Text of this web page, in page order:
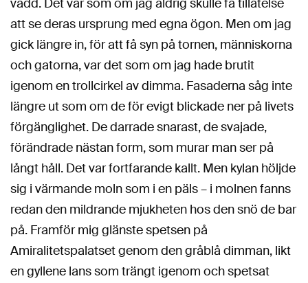
vadd. Det var som om jag aldrig skulle få tillåtelse
att se deras ursprung med egna ögon. Men om jag
gick längre in, för att få syn på tornen, människorna
och gatorna, var det som om jag hade brutit
igenom en trollcirkel av dimma. Fasaderna såg inte
längre ut som om de för evigt blickade ner på livets
förgänglighet. De darrade snarast, de svajade,
förändrade nästan form, som murar man ser på
långt håll. Det var fortfarande kallt. Men kylan höljde
sig i värmande moln som i en päls – i molnen fanns
redan den mildrande mjukheten hos den snö de bar
på. Framför mig glänste spetsen på
Amiralitetspalatset genom den gråblå dimman, likt
en gyllene lans som trängt igenom och spetsat